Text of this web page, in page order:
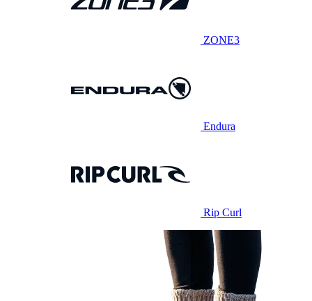
ZONE3
Endura
Rip Curl